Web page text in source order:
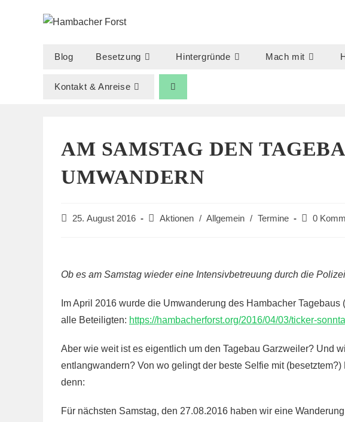
Blog Besetzung Hintergründe Mach mit
Kontakt & Anreise
AM SAMSTAG DEN
UMWANDERN
Beitrag25. August 2016
Beitrags-
Aktionen / Allgemein / Termine
Beitrags-
0
Ob es am Samstag wieder eine Intensivbetreuung durch die
Im April 2016 wurde die Umwanderung des Hambacher
alle Beteiligten: https://hambacherforst.org/2016/04/03/ticker-
Aber wie weit ist es eigentlich um den Tagebau Garzweiler? Und
entlangwandern? Von wo gelingt der beste Selfie mit
denn:
Für nächsten Samstag, den 27.08.2016 haben wir eine